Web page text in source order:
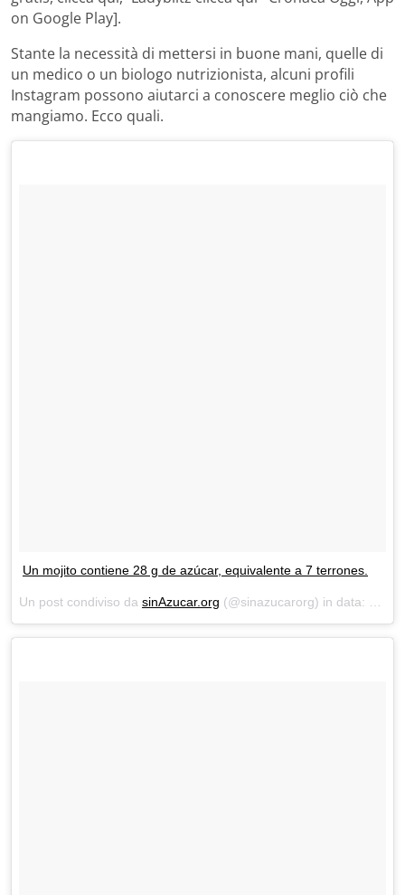
on Google Play].
Stante la necessità di mettersi in buone mani, quelle di
un medico o un biologo nutrizionista, alcuni profili
Instagram possono aiutarci a conoscere meglio ciò che
mangiamo. Ecco quali.
Un mojito contiene 28 g de azúcar, equivalente a 7 terrones.
Un post condiviso da sinAzucar.org (@sinazucarorg) in data: